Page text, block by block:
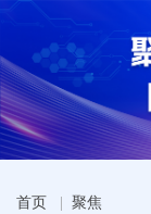
首页 聚焦